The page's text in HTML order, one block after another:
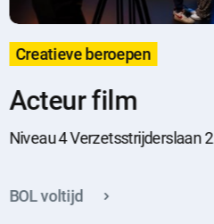
Acteur film
Niveau 4 Verzetsstrijderslaan 2
Creatieve beroepen
BOL voltijd